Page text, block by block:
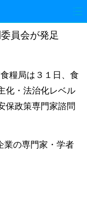
経済
写真
員会が発足
糧局は３１日、食
化・法治化レベル
保政策専門家諮問
業の専門家・学者